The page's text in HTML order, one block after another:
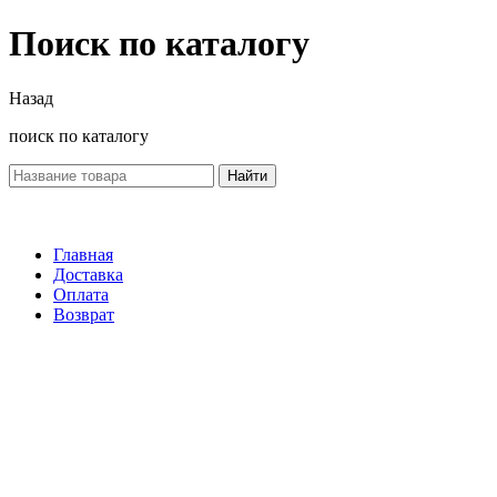
Поиск по каталогу
Назад
поиск по каталогу
Найти
Главная
Доставка
Оплата
Возврат